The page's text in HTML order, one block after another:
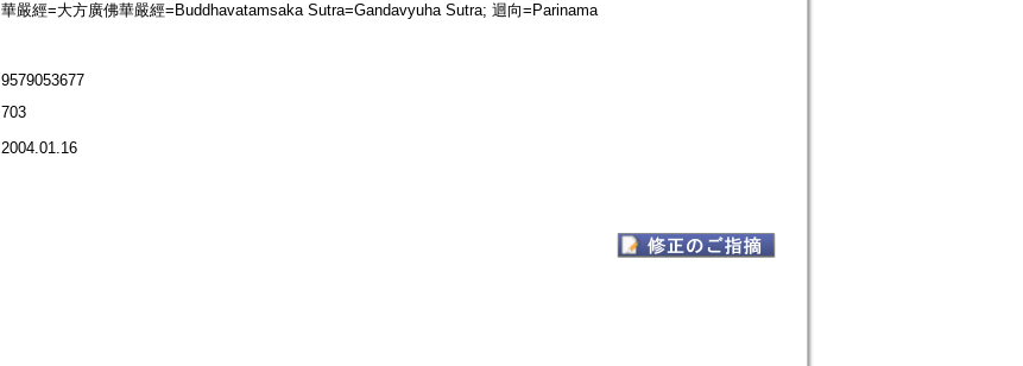
華嚴經=大方廣佛華嚴經=Buddhavatamsaka Sutra=Gandavyuha Sutra; 迴向=Parinama
9579053677
703
2004.01.16